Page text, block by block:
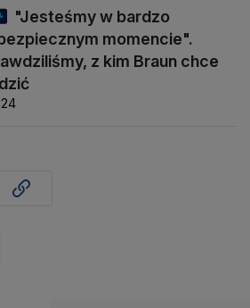
"Jesteśmy w bardzo
momencie".
z kim Braun chce